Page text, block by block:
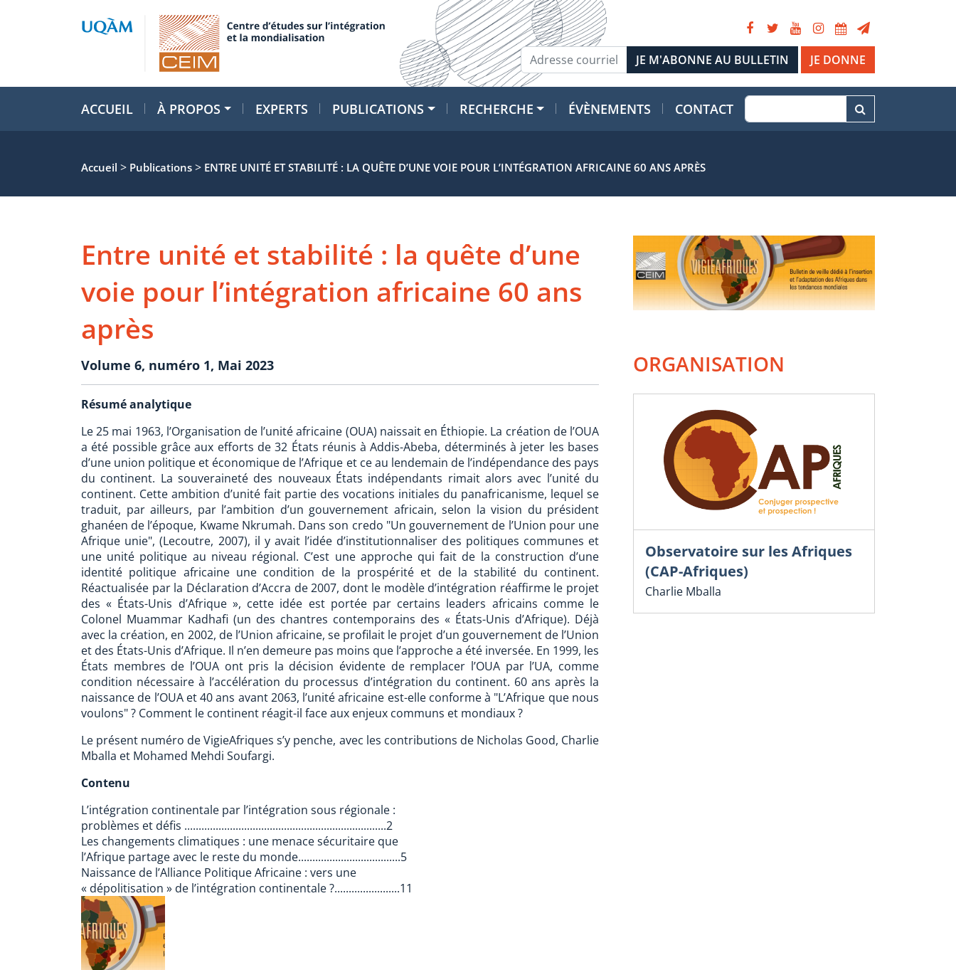
JE DONNE
ACCUEIL À PROPOS EXPERTS PUBLICATIONS RECHERCHE ÉVÈNEMENTS CONTACT
Accueil > Publications > ENTRE UNITÉ ET STABILITÉ : LA QUÊTE D’UNE VOIE POUR L’INTÉGRATION AFRICAINE 60 ANS APRÈS
Entre unité et stabilité : la quête d’une
voie pour l’intégration africaine 60 ans
après
Volume 6, numéro 1, Mai 2023
Résumé analytique
Le 25 mai 1963, l’Organisation de l’unité africaine (OUA) naissait en Éthiopie. La création de l’OUA
a été possible grâce aux efforts de 32 États réunis à Addis-Abeba, déterminés à jeter les bases
d’une union politique et économique de l’Afrique et ce au lendemain de l’indépendance des pays
du continent. La souveraineté des nouveaux États indépendants rimait alors avec l’unité du
continent. Cette ambition d’unité fait partie des vocations initiales du panafricanisme, lequel se
traduit, par ailleurs, par l’ambition d’un gouvernement africain, selon la vision du président
ghanéen de l’époque, Kwame Nkrumah. Dans son credo "Un gouvernement de l’Union pour une
Afrique unie", (Lecoutre, 2007), il y avait l’idée d’institutionnaliser des politiques communes et
une unité politique au niveau régional. C’est une approche qui fait de la construction d’une
identité politique africaine une condition de la prospérité et de la stabilité du continent.
Réactualisée par la Déclaration d’Accra de 2007, dont le modèle d’intégration réaffirme le projet
des « États-Unis d’Afrique », cette idée est portée par certains leaders africains comme le
Colonel Muammar Kadhafi (un des chantres contemporains des « États-Unis d’Afrique). Déjà
avec la création, en 2002, de l’Union africaine, se profilait le projet d’un gouvernement de l’Union
et des États-Unis d’Afrique. Il n’en demeure pas moins que l’approche a été inversée. En 1999, les
États membres de l’OUA ont pris la décision évidente de remplacer l’OUA par l’UA, comme
condition nécessaire à l’accélération du processus d’intégration du continent. 60 ans après la
naissance de l’OUA et 40 ans avant 2063, l’unité africaine est-elle conforme à "L’Afrique que nous
voulons" ? Comment le continent réagit-il face aux enjeux communs et mondiaux ?
Le présent numéro de VigieAfriques s’y penche, avec les contributions de Nicholas Good, Charlie
Mballa et Mohamed Mehdi Soufargi.
Contenu
L’intégration continentale par l’intégration sous régionale :
problèmes et défis .......................................................................2
Les changements climatiques : une menace sécuritaire que
l’Afrique partage avec le reste du monde....................................5
Naissance de l’Alliance Politique Africaine : vers une
« dépolitisation » de l’intégration continentale ?.......................11
ORGANISATION
Observatoire sur les Afriques
(CAP-Afriques)
Charlie Mballa